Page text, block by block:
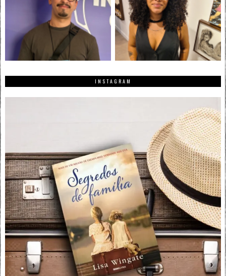
INSTAGRAM